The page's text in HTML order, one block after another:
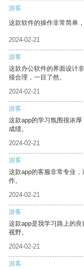
游客
这款软件的操作非常简单
2024-02-21
游客
这款办公软件的界面设计
很合理，一目了然。
2024-02-21
游客
这款app的学习氛围很浓
成绩。
2024-02-21
游客
这款app的客服非常专业
作。
2024-02-21
游客
这款app是我学习路上的
视野。
2024-02-21
游客